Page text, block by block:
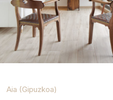
Aia (Gipuzkoa)